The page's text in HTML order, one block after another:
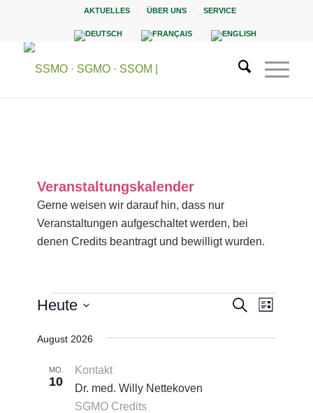
AKTUELLES ÜBER UNS SERVICE
Veranstaltungskalender
Gerne weisen wir darauf hin, dass nur
Veranstaltungen aufgeschaltet werden, bei
denen Credits beantragt und bewilligt wurden.
Veranstaltungen
und
SUCHE
LISTE
Heute
wählen.
August 2026
MO.
10
Kontakt
Dr. med. Willy Nettekoven
SGMO Credits